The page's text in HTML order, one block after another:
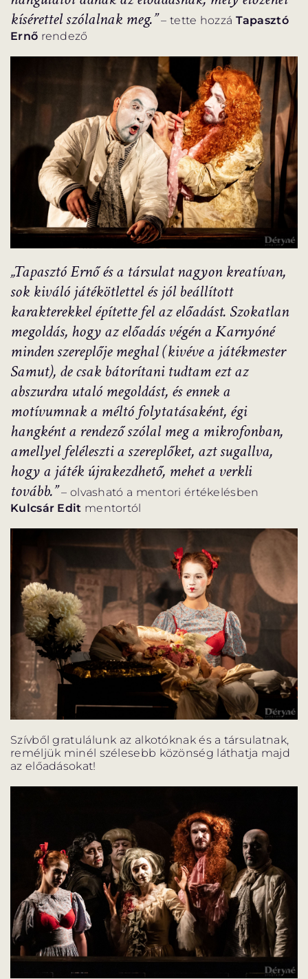
kísérettel szólalnak meg.”– tette hozzá Tapasztó
Ernő rendező
„Tapasztó Ernő és a társulat nagyon kreatívan,
sok kiváló játékötlettel és jól beállított
karakterekkel építette fel az előadást. Szokatlan
megoldás, hogy az előadás végén a Karnyóné
minden szereplője meghal (kivéve a játékmester
Samut), de csak bátorítani tudtam ezt az
abszurdra utaló megoldást, és ennek a
motívumnak a méltó folytatásaként, égi
hangként a rendező szólal meg a mikrofonban,
amellyel feléleszti a szereplőket, azt sugallva,
hogy a játék újrakezdhető, mehet a verkli
tovább.”– olvasható a mentori értékelésben
Kulcsár Edit mentortól
Szívből gratulálunk az alkotóknak és a társulatnak,
reméljük minél szélesebb közönség láthatja majd
az előadásokat!